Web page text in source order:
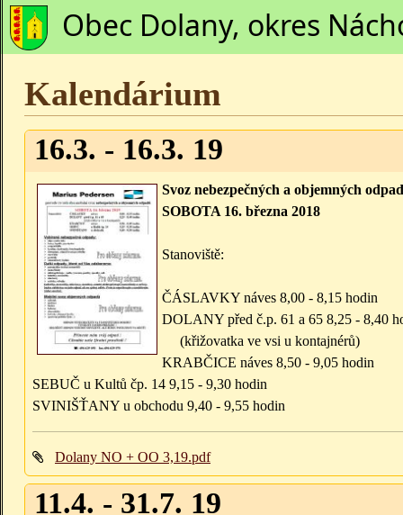
Obec Dolany, okres
Kalendárium
16.3. - 16.3. 19
Svoz nebezpečných a objemných
SOBOTA 16. března 2018
Stanoviště:
ČÁSLAVKY náves 8,00 - 8,15 hodin
DOLANY před č.p. 61 a 65 8,25 - 8,40
(křižovatka ve vsi u kontajnérů)
KRABČICE náves 8,50 - 9,05 hodin
SEBUČ u Kultů čp. 14 9,15 - 9,30 hodin
SVINIŠŤANY u obchodu 9,40 - 9,55 hodin
Dolany NO + OO 3,19.pdf
11.4. - 31.7. 19